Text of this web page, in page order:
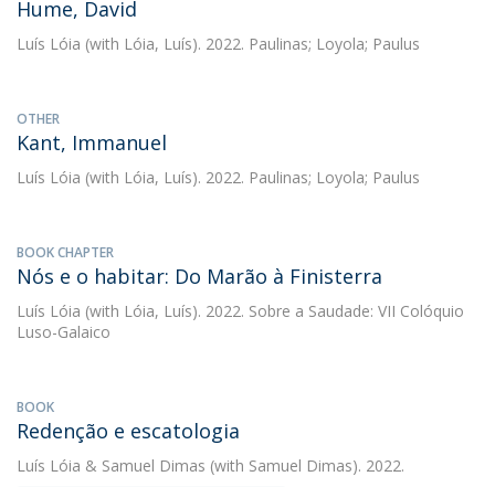
Hume, David
Luís Lóia (with Lóia, Luís). 2022. Paulinas; Loyola; Paulus
OTHER
Kant, Immanuel
Luís Lóia (with Lóia, Luís). 2022. Paulinas; Loyola; Paulus
BOOK CHAPTER
Nós e o habitar: Do Marão à Finisterra
Luís Lóia (with Lóia, Luís). 2022. Sobre a Saudade: VII Colóquio
Luso-Galaico
BOOK
Redenção e escatologia
Luís Lóia & Samuel Dimas (with Samuel Dimas). 2022.